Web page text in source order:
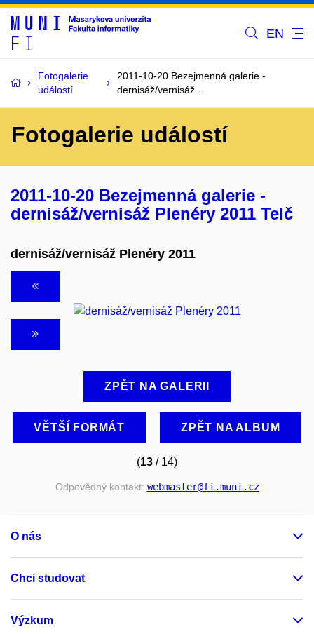
EN
Fotogalerie
událostí
2011-10-20 Bezejmenná galerie -
dernisáž/vernisáž …
Fotogalerie událostí
2011-10-20 Bezejmenná galerie -
dernisáž/vernisáž Plenéry 2011 Telč
dernisáž/vernisáž Plenéry 2011
ZPĚT NA GALERII
VĚTŠÍ FORMÁT ZPĚT NA ALBUM
(13 / 14)
Odpovědný kontakt: webmaster@fi.muni.cz
O nás
Chci studovat
Výzkum